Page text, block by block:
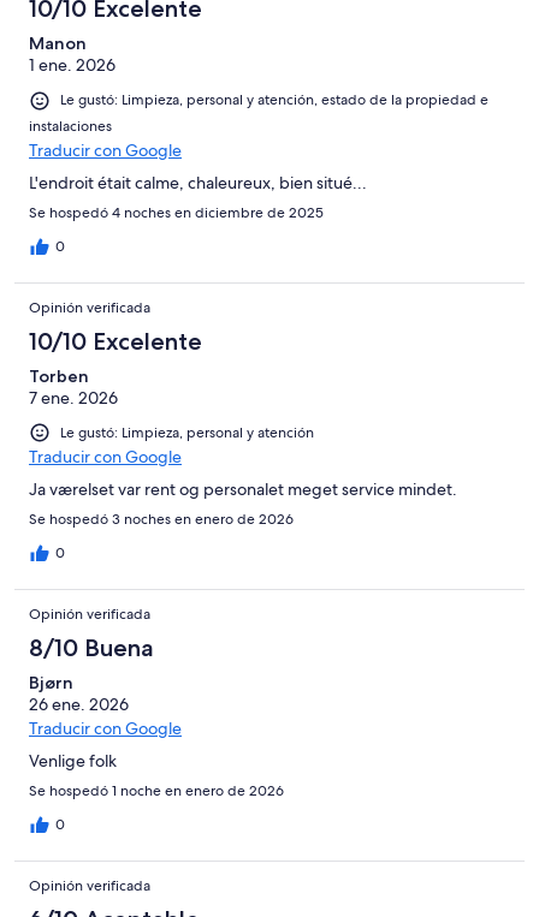
10/10 Excelente
Manon
1 ene. 2026
Le gustó: Limpieza, personal y atención, estado de la propiedad e
instalaciones
Traducir con Google
L'endroit était calme, chaleureux, bien situé...
Se hospedó 4 noches en diciembre de 2025
0
Opinión verificada
10/10 Excelente
Torben
7 ene. 2026
Le gustó: Limpieza, personal y atención
Traducir con Google
Ja værelset var rent og personalet meget service mindet.
Se hospedó 3 noches en enero de 2026
0
Opinión verificada
8/10 Buena
Bjørn
26 ene. 2026
Traducir con Google
Venlige folk
Se hospedó 1 noche en enero de 2026
0
Opinión verificada